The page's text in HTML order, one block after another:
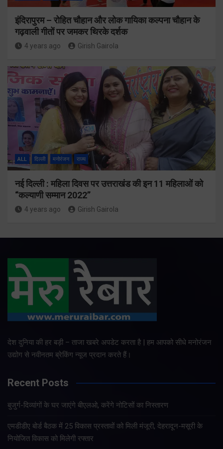
इंदिरापुरम – रोहित चौहान और लोक गायिका कल्पना चौहान के
गढ़वाली गीतों पर जमकर थिरके दर्शक
4 years ago Girish Gairola
ALL दिल्ली मनोरंजन राज्य
नई दिल्ली : महिला दिवस पर उत्तराखंड की इन 11 महिलाओं को
“कल्याणी सम्मान 2022”
4 years ago Girish Gairola
देश दुनिया की हर बड़ी – ताजा खबरे अपडेट करता है | हम आपको सीधे मनोरंजन
उद्योग से नवीनतम ब्रेकिंग न्यूज प्रदान करते हैं।
Recent Posts
बुजुर्ग-दिव्यांगों के घर जाएंगे बीएलओ, करेंगे नोटिसों का निस्तारण
एमडीडीए बोर्ड बैठक में 25 विकास प्रस्तावों को मिली मंजूरी, देहरादून-मसूरी के
नियोजित विकास को मिलेगी रफ्तार